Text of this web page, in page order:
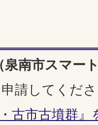
泉南市スマー
請してくだ
古市古墳群